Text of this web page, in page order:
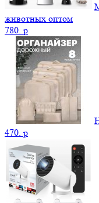
животных оптом
780. p
470. p